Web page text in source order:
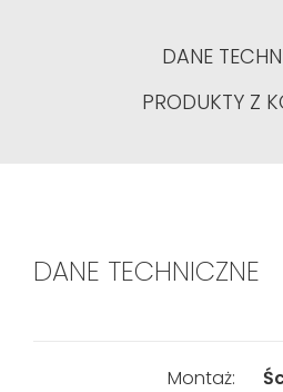
DANE
PRODUKTY Z
DANE TECHNICZNE
Montaż: